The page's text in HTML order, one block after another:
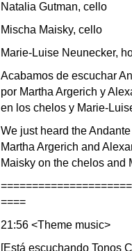
Natalia Gutman, cello
Mischa Maisky, cello
Marie-Luise Neunecker,
Acabamos de escuchar
por Martha Argerich y
en los chelos y Marie-
We just heard the
Martha Argerich and
Maisky on the chelos and
====
21:56 <Theme music>
[Está escuchando Tonos